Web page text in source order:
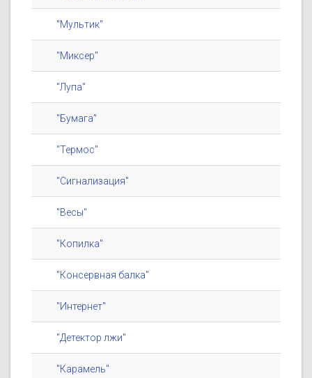
"Мультик"
"Миксер"
"Лупа"
"Бумага"
"Термос"
"Сигнализация"
"Весы"
"Копилка"
"Консервная балка"
"Интернет"
"Детектор лжи"
"Карамель"